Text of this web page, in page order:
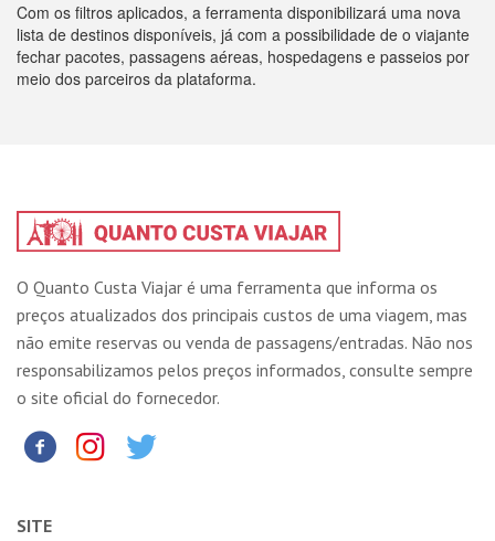
Com os filtros aplicados, a ferramenta disponibilizará uma nova
lista de destinos disponíveis, já com a possibilidade de o viajante
fechar pacotes, passagens aéreas, hospedagens e passeios por
meio dos parceiros da plataforma.
O Quanto Custa Viajar é uma ferramenta que informa os
preços atualizados dos principais custos de uma viagem, mas
não emite reservas ou venda de passagens/entradas. Não nos
responsabilizamos pelos preços informados, consulte sempre
o site oficial do fornecedor.
SITE